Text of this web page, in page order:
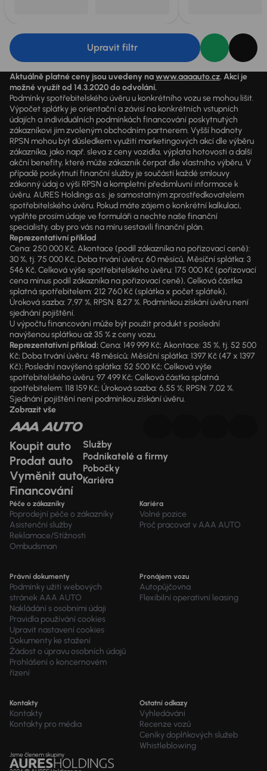
Upravit filtr
Aktuálně platné ceny jsou uvedeny nawww.aaaauto.cz. Akci je
možné využít od 14.3.2020 do odvolání.
Podmínky spotřebitelského úvěru u konkrétního vozu se mohou lišit.
Výpočet splátky je orientační a závisí na konkrétních vstupních
údajích a individuálních podmínkách financování poskytnutých
zákazníkovi jim zvoleným obchodním partnerem. Vyšší hodnoty
RPSN mohou být důsledkem využití marketingových akcí dle výběru
zákazníka, jako např. sleva z ceny vozidla, výplata hotovosti a další
akční benefity, které může zákazník čerpat dle vlastního výběru. V
případě poskytnutí finanční služby je součástí každé smlouvy
zákonný údaj o výši RPSN a kompletní předsmluvní informace k
úvěru. AURES Holdings a.s. je samostatným zprostředkovatelem
spotřebitelského úvěru. Pokud máte zájem o konkrétní kalkulaci,
vyplňte prosím údaje ve formuláři a nechte naše finanční
specialisty, aby pro vás na míru sestavili finanční plán.
Reprezentativní příklad
Cena: 250 000 Kč, Akontace (podíl zákazníka na pořizovací ceně):
30 %, tj. 75 000 Kč, Doba trvání úvěru: 60 měsíců, Měsíční splátka: 3
546 Kč, Celková výše spotřebitelského úvěru: 175 000 Kč (pořizovací
cena mínus podíl zákazníka na pořizovací ceně), Celková částka
splatná spotřebitelem: 212 760 Kč (splátka x počet splátek),
Úroková sazba: 7,97 %, RPSN: 8,27 %. Podmínkou získání úvěru není
sjednání pojištění.
U výpočtu financování může být použit produkt s poslední
navýšenou splátkou až 35 % z ceny vozu.
Reprezentativní příklad:Cena: 149 999 Kč; Akontace: 35 %, tj. 52 500
Kč; Doba trvání úvěru: 48 měsíců; Měsíční splátka: 1397 Kč (47 x 1397
Kč); Poslední navýšená splátka: 52 500 Kč; Celková výše
spotřebitelského úvěru: 97 499 Kč; Celková částka splatná
spotřebitelem: 118 159 Kč; Úroková sazba: 6,55 %; RPSN: 7,02 %.
Sjednání pojištění není podmínkou získání úvěru.
Zobrazit vše
Koupit auto
Prodat auto
Vyměnit auto
Financování
Služby
Podnikatelé a firmy
Pobočky
Kariéra
Péče o zákazníky
Poprodejní péče o zákazníky
Asistenční služby
Reklamace/Stížnosti
Ombudsman
Kariéra
Volné pozice
Proč pracovat v AAA AUTO
Právní dokumenty
Podmínky užití webových
stránek AAA AUTO
Nakládání s osobními údaji
Pravidla používání cookies
Upravit nastavení cookies
Dokumenty ke stažení
Žádost o úpravu osobních údajů
Prohlášení o koncernovém
řízení
Pronájem vozu
Autopůjčovna
Flexibilní operativní leasing
Kontakty
Kontakty
Kontakty pro média
Ostatní odkazy
Vyhledávání
Recenze vozů
Ceníky doplňkových služeb
Whistleblowing
Jsme členem skupiny